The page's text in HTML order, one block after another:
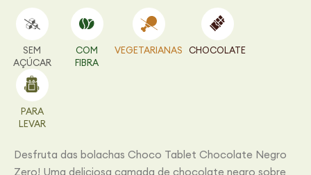
SEM
AÇÚCAR
COM
FIBRA
VEGETARIANAS CHOCOLATE
PARA
LEVAR
Desfruta das bolachas Choco Tablet Chocolate Negro
Zero! Uma deliciosa camada de chocolate negro sobre